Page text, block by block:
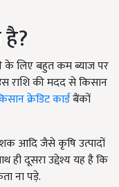
है?
के लिए बहुत कम ब्याज पर
राशि की मदद से किसान
क्रेडिट कार्डबैंकों
आदि जैसे कृषि उत्पादों
दूसरा उद्देश्य यह है कि
ना पड़े.